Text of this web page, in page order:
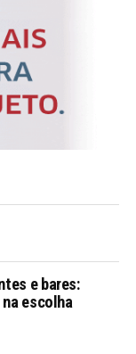
e bares:
escolha